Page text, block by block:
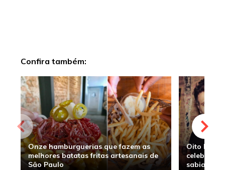
Confira também:
Onze hamburguerias que fazem as
melhores batatas fritas artesanais de
São Paulo
Oito
sabia